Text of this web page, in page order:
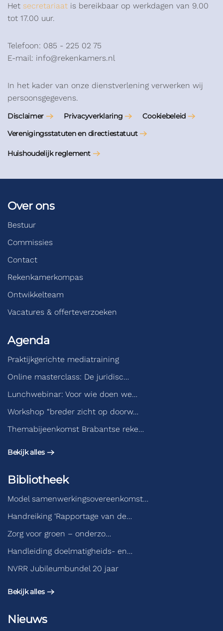
Het secretariaat is bereikbaar op werkdagen van 9.00
tot 17.00 uur.
Telefoon: 085 - 225 02 75
E-mail: info@rekenkamers.nl
In het kader van onze dienstverlening verwerken wij
persoonsgegevens.
Disclaimer Privacyverklaring
Cookiebeleid
Verenigingsstatuten en directiestatuut
Huishoudelijk reglement
Over ons
Bestuur
Commissies
Contact
Rekenkamerkompas
Ontwikkelteam
Vacatures & offerteverzoeken
Agenda
Praktijkgerichte mediatraining
Online masterclass: De juridisc…
Lunchwebinar: Voor wie doen we…
Workshop “breder zicht op doorw…
Themabijeenkomst Brabantse reke…
Bekijk alles
Bibliotheek
Model samenwerkingsovereenkomst…
Handreiking ‘Rapportage van de…
Zorg voor groen – onderzo…
Handleiding doelmatigheids- en…
NVRR Jubileumbundel 20 jaar
Bekijk alles
Nieuws